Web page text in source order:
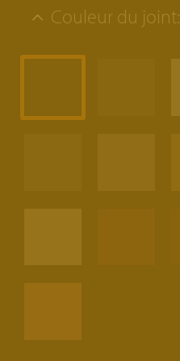
Couleur du joint: